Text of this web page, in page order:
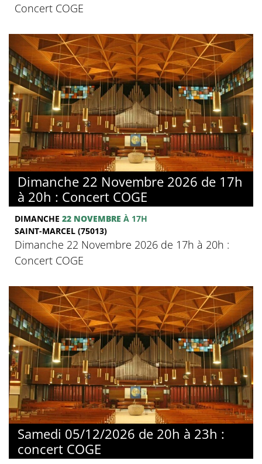
Concert COGE
Dimanche 22 Novembre 2026 de 17h
à 20h : Concert COGE
DIMANCHE 22 NOVEMBRE À 17H
SAINT-MARCEL (75013)
Dimanche 22 Novembre 2026 de 17h à 20h :
Concert COGE
Samedi 05/12/2026 de 20h à 23h :
concert COGE